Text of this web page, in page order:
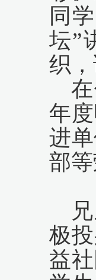
同
坛”
织
年
进
部
极
益